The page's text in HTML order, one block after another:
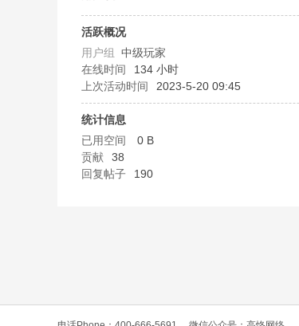
L
活跃概况
用户组 中级玩家
在线时间
134 小时
上次活动时间
2023-5-20 09:45
统计信息
已用空间
0 B
贡献
38
回复帖子
190